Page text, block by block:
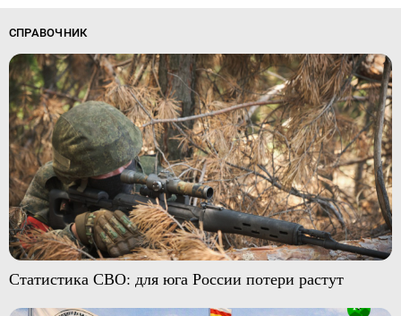
СПРАВОЧНИК
Статистика СВО: для юга России потери растут